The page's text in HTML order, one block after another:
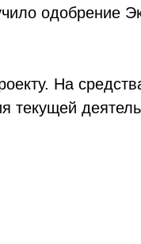
одобрение
На
текущей